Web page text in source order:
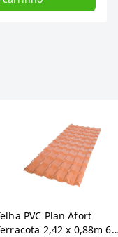
PVC Plan Afort
2,42 x 0,88m 6